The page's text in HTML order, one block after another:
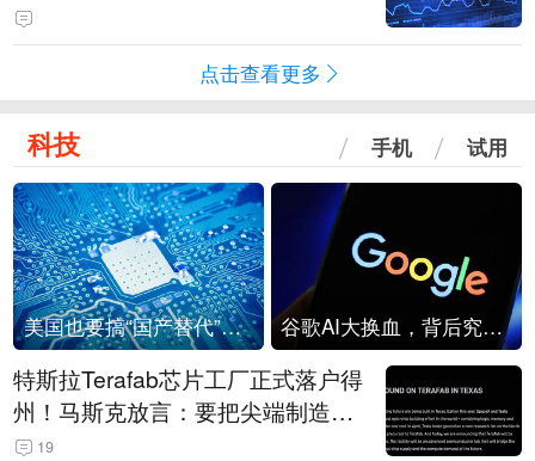
点击查看更多
科技 手机 试用
美国也要搞“国产替代”？先算清三笔账 谷歌AI大换血，背后究竟发生了什么？
特斯拉Terafab芯片工厂正式落户得
州！马斯克放言：要把尖端制造带
回美国
19